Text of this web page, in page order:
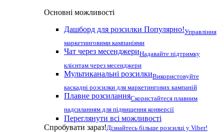
Основні можливості
Дашборд для розсилки Популярно!Управління
маркетинговими кампаніями
Чат через месенджериНадавайте підтримку
клієнтам через месенджери
Мультиканальні розсилкиВикористовуйте
каскадні розсилки для маркетингових кампаній
Плавне розсиланняСкористайтеся плавним
надсиланням для підвищення конверсії
Переглянути всі можливості
Спробувати зараз!Дізнайтесь більше розсилці у Viber!